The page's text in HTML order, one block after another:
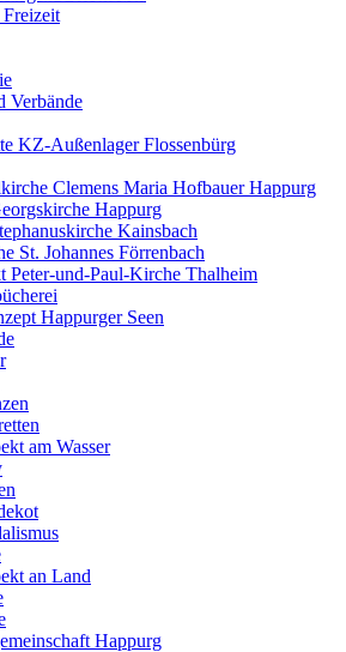
Verbände
KZ-Außenlager Flossenbürg
Clemens Maria Hofbauer Happurg
Happurg
Kainsbach
St. Johannes Förrenbach
Peter-und-Paul-Kirche Thalheim
Happurger Seen
am Wasser
an Land
Happurg